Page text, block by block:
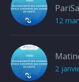
12
2